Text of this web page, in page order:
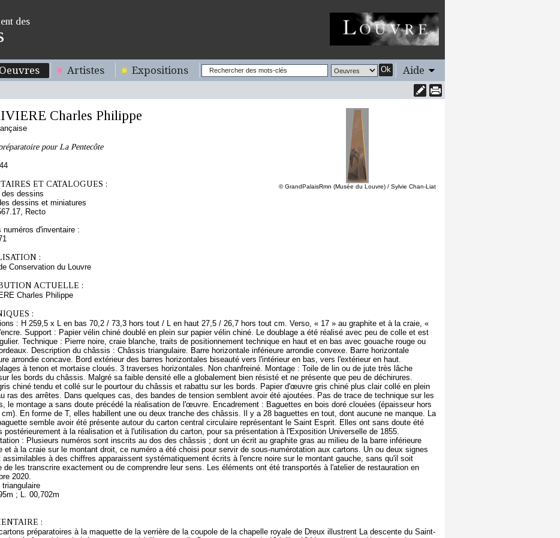
des
Oeuvres Artistes Expositions Ok Aide
© GrandPalaisRmn (Musée du Louvre) / Sylvie Chan-Liat
Charles Philippe
pour La Pentecôte
ET CATALOGUES :
des dessins
dessins et miniatures
Recto
numéros d'inventaire :
:
Conservation du Louvre
ACTUELLE :
Charles Philippe
:
: H 259,5 x L en bas 70,2 / 73,3 hors tout / L en haut 27,5 / 26,7 hors tout cm. Verso, « 17 » au graphite et à la craie, «
Support : Papier vélin chiné doublé en plein sur papier vélin chiné. Le doublage a été réalisé avec peu de colle et est
Technique : Pierre noire, craie blanche, traits de positionnement technique en haut et en bas avec gouache rouge ou
Description du châssis : Châssis triangulaire. Barre horizontale inférieure arrondie convexe. Barre horizontale
arrondie concave. Bord extérieur des barres horizontales biseauté vers l'intérieur en bas, vers l'extérieur en haut.
à tenon et mortaise cloués. 3 traverses horizontales. Non chanfreiné. Montage : Toile de lin ou de jute très lâche
les bords du châssis. Malgré sa faible densité elle a globalement bien résisté et ne présente que peu de déchirures.
chiné tendu et collé sur le pourtour du châssis et rabattu sur les bords. Papier d'œuvre gris chiné plus clair collé en plein
ras des arrêtes. Dans quelques cas, des bandes de tension semblent avoir été ajoutées. Pas de trace de technique sur les
le montage a sans doute précédé la réalisation de l'œuvre. Encadrement : Baguettes en bois doré clouées (épaisseur hors
En forme de T, elles habillent une ou deux tranche des châssis. Il y a 28 baguettes en tout, dont aucune ne manque. La
semble avoir été présente autour du carton central circulaire représentant le Saint Esprit. Elles ont sans doute été
postérieurement à la réalisation et à l'utilisation du carton, pour sa présentation à l'Exposition Universelle de 1855.
: Plusieurs numéros sont inscrits au dos des châssis ; dont un écrit au graphite gras au milieu de la barre inférieure
et à la craie sur le montant droit, ce numéro a été choisi pour servir de sous-numérotation aux cartons. Un ou deux signes
assimilables à des chiffres apparaissent systématiquement écrits à l'encre noire sur le montant gauche, sans qu'il soit
de les transcrire exactement ou de comprendre leur sens. Les éléments ont été transportés à l'atelier de restauration en
2020.
triangulaire
; L. 00,702m
:
préparatoires à la maquette de la verrière de la coupole de la chapelle royale de Dreux illustrent La descente du Saint-